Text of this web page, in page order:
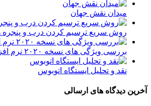
میدان نقش جهان
روش سریع ترسیم کردن درب و پنجره
بررسی ویژگی های نسخه ۲۰۲۰ نرم افزار Revit
نقد و تحليل ايستگاه اتوبوس
آخرین دیدگاه های ارسالی